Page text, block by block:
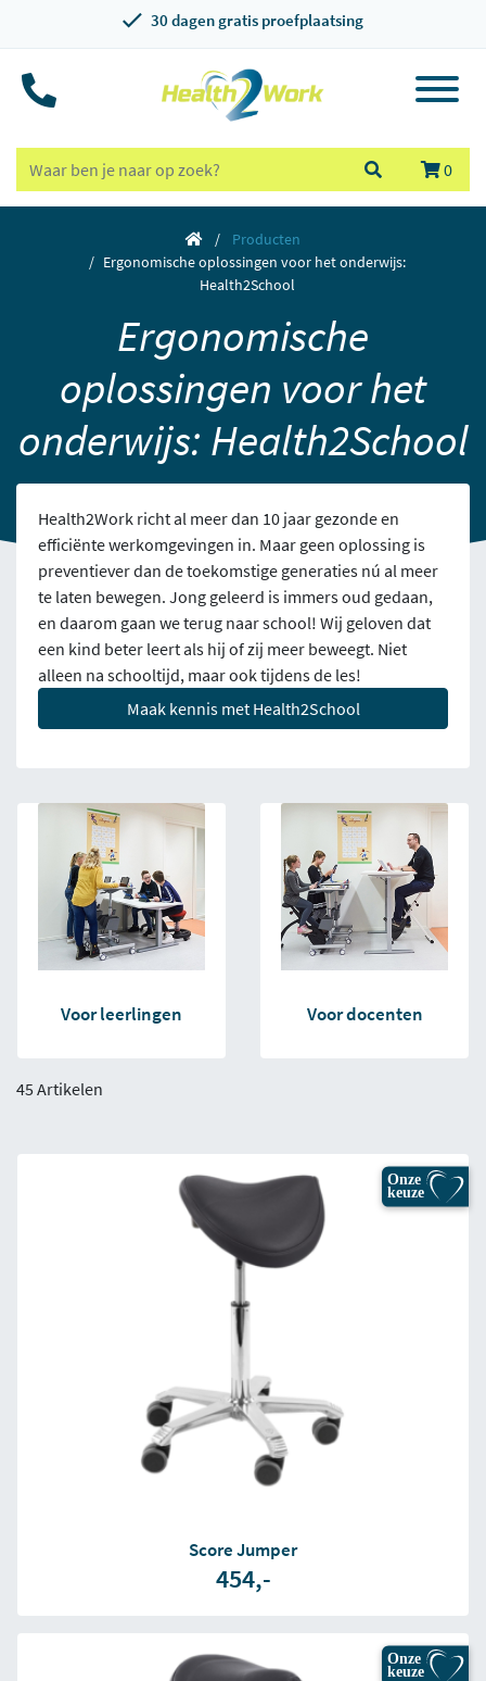
30 dagen gratis proefplaatsing
0
Producten
Ergonomische oplossingen voor het onderwijs:
Health2School
Ergonomische
oplossingen voor het
onderwijs: Health2School
Health2Work richt al meer dan 10 jaar gezonde en
efficiënte werkomgevingen in. Maar geen oplossing is
preventiever dan de toekomstige generaties nú al meer
te laten bewegen. Jong geleerd is immers oud gedaan,
en daarom gaan we terug naar school! Wij geloven dat
een kind beter leert als hij of zij meer beweegt. Niet
alleen na schooltijd, maar ook tijdens de les!
Maak kennis met Health2School
Voor leerlingen Voor docenten
45 Artikelen
Onze
keuze
Score Jumper
454,-
Onze
keuze